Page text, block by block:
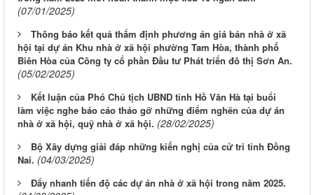
(07/01/2025)
Thông báo kết quả thẩm định phương án giá bán nhà ở xã
hội tại dự án Khu nhà ở xã hội phường Tam Hòa, thành phố
Biên Hòa của Công ty cổ phần Đầu tư Phát triển đô thị Sơn An.
(05/02/2025)
Kết luận của Phó Chủ tịch UBND tỉnh Hồ Văn Hà tại buổi
làm việc nghe báo cáo tháo gỡ những điểm nghẽn của dự án
nhà ở xã hội, quỹ nhà ở xã hội. (28/02/2025)
Bộ Xây dựng giải đáp những kiến nghị của cử tri tỉnh Đồng
Nai. (04/03/2025)
Đẩy nhanh tiến độ các dự án nhà ở xã hội trong năm 2025.